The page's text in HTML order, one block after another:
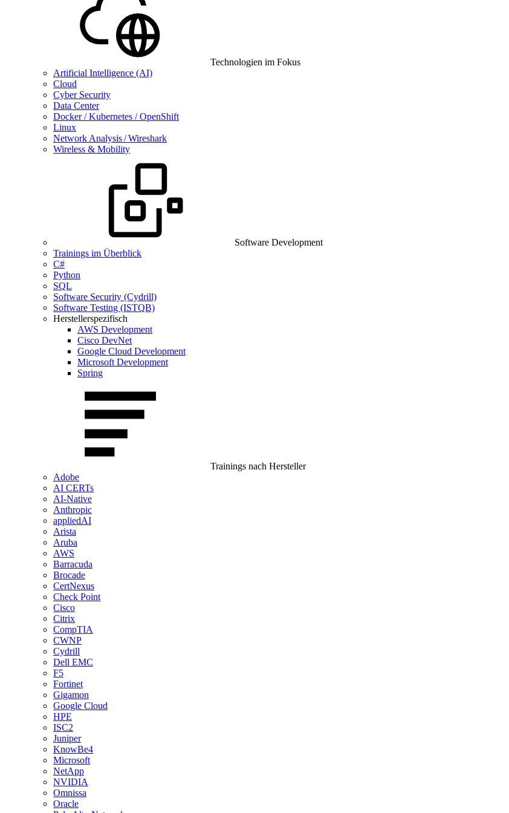
Technologien im Fokus
Artificial Intelligence (AI)
Cloud
Cyber Security
Data Center
Docker / Kubernetes / OpenShift
Linux
Network Analysis / Wireshark
Wireless & Mobility
Software Development
Trainings im Überblick
C#
Python
SQL
Software Security (Cydrill)
Software Testing (ISTQB)
Herstellerspezifisch
AWS Development
Cisco DevNet
Google Cloud Development
Microsoft Development
Spring
Trainings nach Hersteller
Adobe
AI CERTs
AI-Native
Anthropic
appliedAI
Arista
Aruba
AWS
Barracuda
Brocade
CertNexus
Check Point
Cisco
Citrix
CompTIA
CWNP
Cydrill
Dell EMC
F5
Fortinet
Gigamon
Google Cloud
HPE
ISC2
Juniper
KnowBe4
Microsoft
NetApp
NVIDIA
Omnissa
Oracle